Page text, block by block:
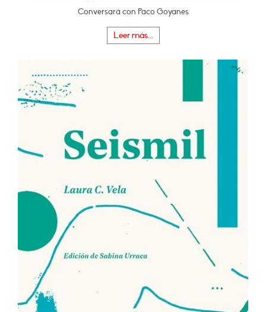
Conversará con Paco Goyanes
Leer más...